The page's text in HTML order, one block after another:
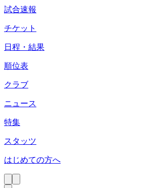
試合速報
チケット
日程・結果
順位表
クラブ
ニュース
特集
スタッツ
はじめての方へ